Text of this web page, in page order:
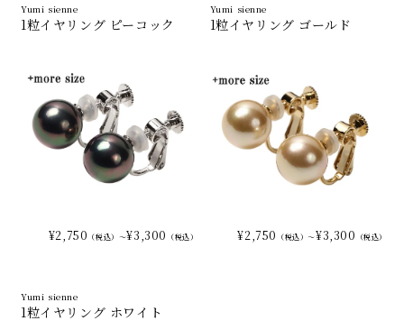
Yumi sienne
1粒イヤリング ピーコック
¥2,750 （税込）～¥3,300 （税込）
Yumi sienne
1粒イヤリング ゴールド
¥2,750 （税込）～¥3,300 （税込）
Yumi sienne
1粒イヤリング ホワイト